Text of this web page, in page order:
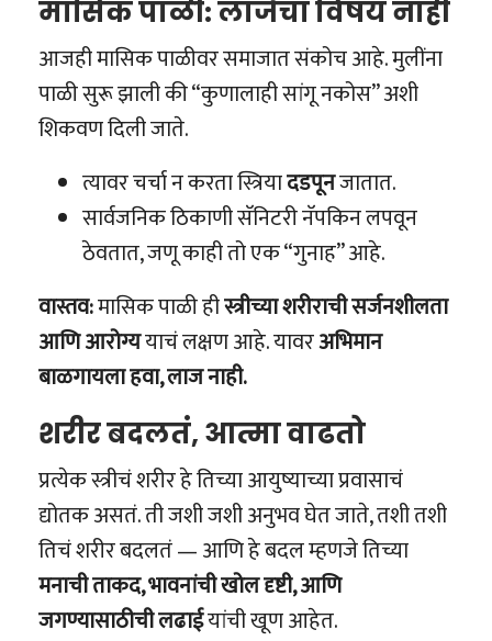
मासिक पाळी: लाजेचा विषय नाही
आजही मासिक पाळीवर समाजात संकोच आहे. मुलींना
पाळी सुरू झाली की “कुणालाही सांगू नकोस” अशी
शिकवण दिली जाते.
त्यावर चर्चा न करता स्त्रियादडपूनजातात.
सार्वजनिक ठिकाणी सॅनिटरी नॅपकिन लपवून
ठेवतात, जणू काही तो एक “गुनाह” आहे.
वास्तव:मासिक पाळी हीस्त्रीच्या शरीराची सर्जनशीलता
आणि आरोग्ययाचं लक्षण आहे. यावरअभिमान
बाळगायला हवा, लाज नाही.
शरीर बदलतं, आत्मा वाढतो
प्रत्येक स्त्रीचं शरीर हे तिच्या आयुष्याच्या प्रवासाचं
द्योतक असतं. ती जशी जशी अनुभव घेत जाते, तशी तशी
तिचं शरीर बदलतं — आणि हे बदल म्हणजे तिच्या
मनाची ताकद, भावनांची खोल दृष्टी, आणि
जगण्यासाठीची लढाईयांची खूण आहेत.